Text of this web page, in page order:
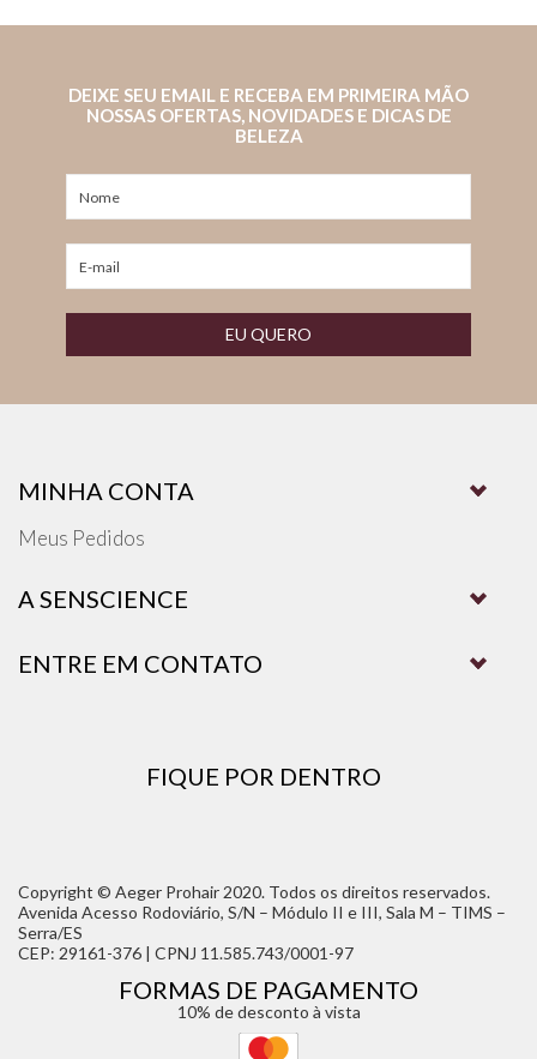
DEIXE SEU EMAIL E RECEBA EM PRIMEIRA MÃO
NOSSAS OFERTAS, NOVIDADES E DICAS DE
BELEZA
EU QUERO
MINHA CONTA
Meus Pedidos
A SENSCIENCE
ENTRE EM CONTATO
FIQUE POR DENTRO
Copyright © Aeger Prohair 2020. Todos os direitos reservados.
Avenida Acesso Rodoviário, S/N – Módulo II e III, Sala M – TIMS –
Serra/ES
CEP: 29161-376 | CPNJ 11.585.743/0001-97
FORMAS DE PAGAMENTO
10% de desconto à vista